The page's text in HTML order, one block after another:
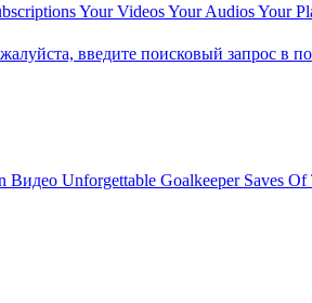
Your VideosYour AudiosYour
введите поисковый запрос в
Видео Unforgettable Goalkeeper Saves Of